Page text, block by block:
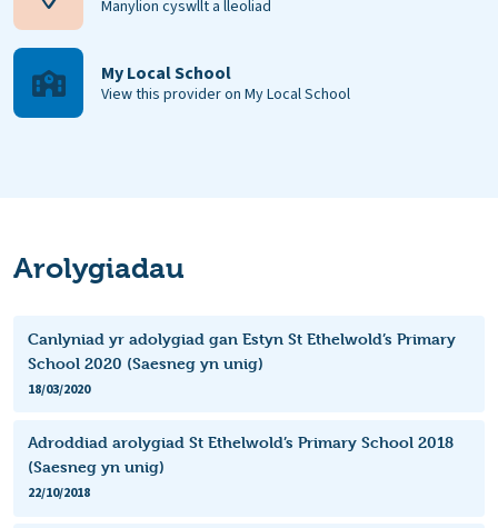
Manylion cyswllt a lleoliad
My Local School
View this provider on My Local School
Arolygiadau
Canlyniad yr adolygiad gan Estyn St Ethelwold’s Primary
School 2020 (Saesneg yn unig)
18/03/2020
Adroddiad arolygiad St Ethelwold’s Primary School 2018
(Saesneg yn unig)
22/10/2018